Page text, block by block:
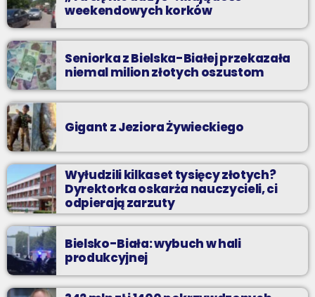
weekendowych korków
Seniorka z Bielska-Białej przekazała
niemal milion złotych oszustom
Gigant z Jeziora Żywieckiego
Wyłudzili kilkaset tysięcy złotych?
Dyrektorka oskarża nauczycieli, ci
odpierają zarzuty
Bielsko-Biała: wybuch w hali
produkcyjnej